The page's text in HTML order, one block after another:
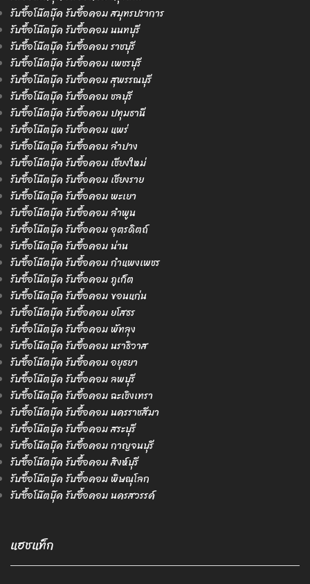
รับซื้อโน๊ตบุ๊ค รับซื้อคอม สมุทรปราการ
รับซื้อโน๊ตบุ๊ค รับซื้อคอม นนทบุรี
รับซื้อโน๊ตบุ๊ค รับซื้อคอม ราชบุรี
รับซื้อโน๊ตบุ๊ค รับซื้อคอม เพชรบุรี
รับซื้อโน๊ตบุ๊ค รับซื้อคอม สุพรรณบุรี
รับซื้อโน๊ตบุ๊ค รับซื้อคอม ชลบุรี
รับซื้อโน๊ตบุ๊ค รับซื้อคอม ปทุมธานี
รับซื้อโน๊ตบุ๊ค รับซื้อคอม แพร่
รับซื้อโน๊ตบุ๊ค รับซื้อคอม ลำปาง
รับซื้อโน๊ตบุ๊ค รับซื้อคอม เชียงใหม่
รับซื้อโน๊ตบุ๊ค รับซื้อคอม เชียงราย
รับซื้อโน๊ตบุ๊ค รับซื้อคอม พะเยา
รับซื้อโน๊ตบุ๊ค รับซื้อคอม ลำพูน
รับซื้อโน๊ตบุ๊ค รับซื้อคอม อุตรดิตถ์
รับซื้อโน๊ตบุ๊ค รับซื้อคอม น่าน
รับซื้อโน๊ตบุ๊ค รับซื้อคอม กำแพงเพชร
รับซื้อโน๊ตบุ๊ค รับซื้อคอม ภูเก็ต
รับซื้อโน๊ตบุ๊ค รับซื้อคอม ขอนแก่น
รับซื้อโน๊ตบุ๊ค รับซื้อคอม ยโสธร
รับซื้อโน๊ตบุ๊ค รับซื้อคอม พัทลุง
รับซื้อโน๊ตบุ๊ค รับซื้อคอม นราธิวาส
รับซื้อโน๊ตบุ๊ค รับซื้อคอม อยุธยา
รับซื้อโน๊ตบุ๊ค รับซื้อคอม ลพบุรี
รับซื้อโน๊ตบุ๊ค รับซื้อคอม ฉะเชิงเทรา
รับซื้อโน๊ตบุ๊ค รับซื้อคอม นครราชสีมา
รับซื้อโน๊ตบุ๊ค รับซื้อคอม สระบุรี
รับซื้อโน๊ตบุ๊ค รับซื้อคอม กาญจนบุรี
รับซื้อโน๊ตบุ๊ค รับซื้อคอม สิงห์บุรี
รับซื้อโน๊ตบุ๊ค รับซื้อคอม พิษณุโลก
รับซื้อโน๊ตบุ๊ค รับซื้อคอม นครสวรรค์
แฮชแท็ก